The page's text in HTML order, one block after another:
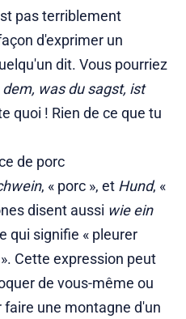
pas terriblement
d'exprimer un
dit. Vous pourriez
was du sagst, ist
quoi ! Rien de ce que tu
de porc
, « porc », et Hund, «
disent aussi wie ein
qui signifie « pleurer
Cette expression peut
de vous-même ou
une montagne d'un